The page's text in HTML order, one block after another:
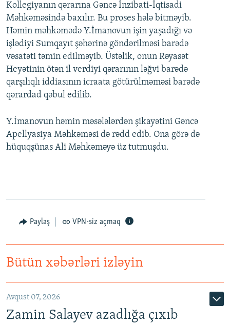
Kollegiyanın qərarına Gəncə İnzibati-İqtisadi
Məhkəməsində baxılır. Bu proses hələ bitməyib.
Həmin məhkəmədə Y.İmanovun işin yaşadığı və
işlədiyi Sumqayıt şəhərinə göndərilməsi barədə
vəsatəti təmin edilməyib. Üstəlik, onun Rəyasət
Heyətinin ötən il verdiyi qərarının ləğvi barədə
qarşılıqlı iddiasının icraata götürülməməsi barədə
qərardad qəbul edilib.
Y.İmanovun həmin məsələlərdən şikayətini Gəncə
Apellyasiya Məhkəməsi də rədd edib. Ona görə də
hüquqşünas Ali Məhkəməyə üz tutmuşdu.
Paylaş VPN-siz açmaq
Bütün xəbərləri izləyin
Avqust 07, 2026
Zamin Salayev azadlığa çıxıb